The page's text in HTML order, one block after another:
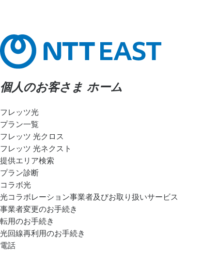
個人のお客さま ホーム
フレッツ光
プラン一覧
フレッツ 光クロス
フレッツ 光ネクスト
提供エリア検索
プラン診断
コラボ光
光コラボレーション事業者及びお取り扱いサービス
事業者変更のお手続き
転用のお手続き
光回線再利用のお手続き
電話